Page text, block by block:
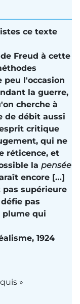
ce texte
Freud à cette
peu l'occasion
la guerre,
cherche à
de débit aussi
critique
qui ne
réticence, et
la pensée
encore […]
pas supérieure
pas
plume qui
, 1924
»